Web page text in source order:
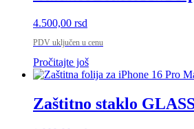
4.500,00 rsd
PDV uključen u cenu
Pročitajte još
Zaštitno staklo